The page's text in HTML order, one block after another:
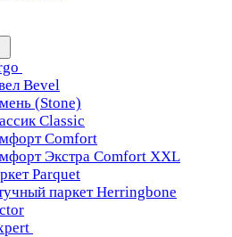
Bevel
(Stone)
Classic
Comfort
Экстра Comfort XXL
Parquet
паркет Herringbone